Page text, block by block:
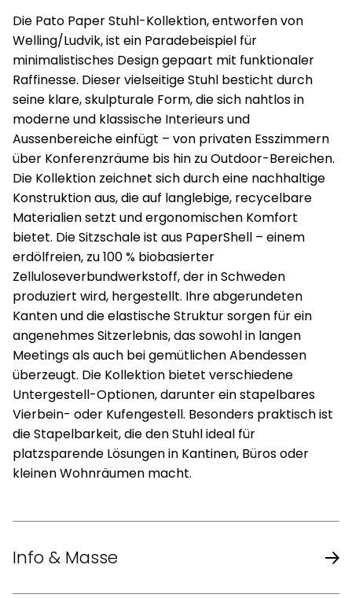
Die Pato Paper Stuhl-Kollektion, entworfen von
Welling/Ludvik, ist ein Paradebeispiel für
minimalistisches Design gepaart mit funktionaler
Raffinesse. Dieser vielseitige Stuhl besticht durch
seine klare, skulpturale Form, die sich nahtlos in
moderne und klassische Interieurs und
Aussenbereiche einfügt – von privaten Esszimmern
über Konferenzräume bis hin zu Outdoor-Bereichen.
Die Kollektion zeichnet sich durch eine nachhaltige
Konstruktion aus, die auf langlebige, recycelbare
Materialien setzt und ergonomischen Komfort
bietet. Die Sitzschale ist aus PaperShell – einem
erdölfreien, zu 100 % biobasierter
Zelluloseverbundwerkstoff, der in Schweden
produziert wird, hergestellt. Ihre abgerundeten
Kanten und die elastische Struktur sorgen für ein
angenehmes Sitzerlebnis, das sowohl in langen
Meetings als auch bei gemütlichen Abendessen
überzeugt. Die Kollektion bietet verschiedene
Untergestell-Optionen, darunter ein stapelbares
Vierbein- oder Kufengestell. Besonders praktisch ist
die Stapelbarkeit, die den Stuhl ideal für
platzsparende Lösungen in Kantinen, Büros oder
kleinen Wohnräumen macht.
Info & Masse